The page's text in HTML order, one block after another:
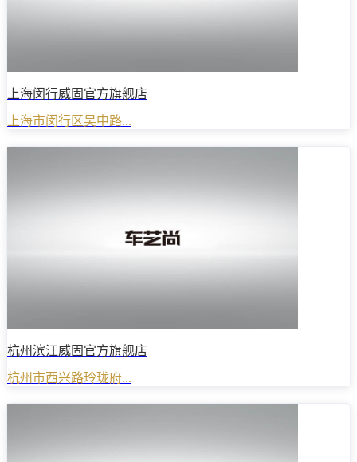
上海闵行威固官方旗舰店
上海市闵行区吴中路...
杭州滨江威固官方旗舰店
杭州市西兴路玲珑府...